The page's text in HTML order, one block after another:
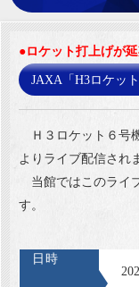
●ロケット打上げが
JAXA「H3ロケッ
Ｈ３ロケット６号
よりライブ配信され
当館ではこのライ
す。
日時